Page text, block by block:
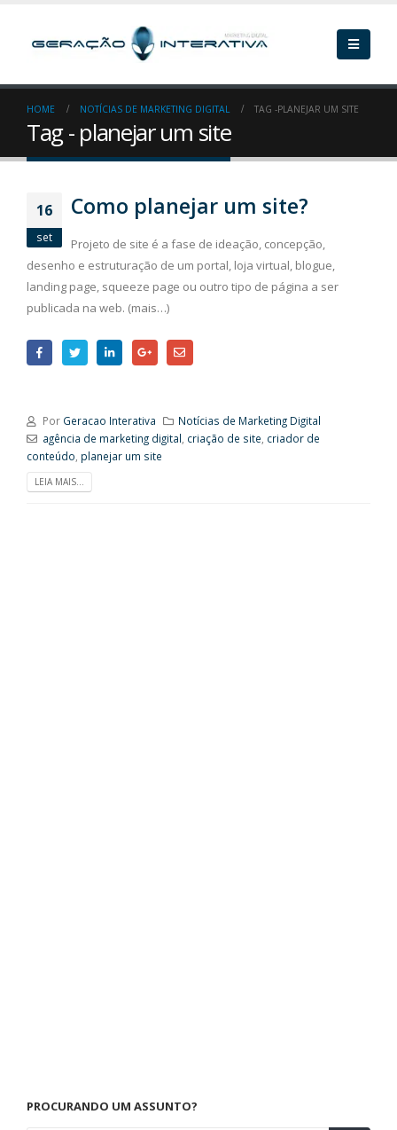
HOME NOTÍCIAS DE MARKETING DIGITAL TAG -PLANEJAR UM SITE
Tag - planejar um site
16
set
Como planejar um site?
Projeto de site é a fase de ideação, concepção,
desenho e estruturação de um portal, loja virtual, blogue,
landing page, squeeze page ou outro tipo de página a ser
publicada na web. (mais…)
Por Geracao Interativa
Notícias de Marketing Digital
agência de marketing digital criação de site criador de
conteúdo planejar um site
LEIA MAIS...
PROCURANDO UM ASSUNTO?